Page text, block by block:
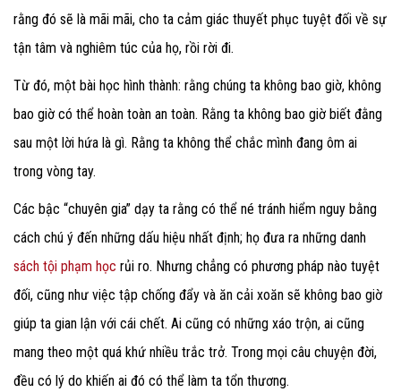
rằng đó sẽ là mãi mãi, cho ta cảm giác thuyết phục tuyệt đối về sự
tận tâm và nghiêm túc của họ, rồi rời đi.
Từ đó, một bài học hình thành: rằng chúng ta không bao giờ, không
bao giờ có thể hoàn toàn an toàn. Rằng ta không bao giờ biết đằng
sau một lời hứa là gì. Rằng ta không thể chắc mình đang ôm ai
trong vòng tay.
Các bậc “chuyên gia” dạy ta rằng có thể né tránh hiểm nguy bằng
cách chú ý đến những dấu hiệu nhất định; họ đưa ra những danh
sách tội phạm học rủi ro. Nhưng chẳng có phương pháp nào tuyệt
đối, cũng như việc tập chống đẩy và ăn cải xoăn sẽ không bao giờ
giúp ta gian lận với cái chết. Ai cũng có những xáo trộn, ai cũng
mang theo một quá khứ nhiều trắc trở. Trong mọi câu chuyện đời,
đều có lý do khiến ai đó có thể làm ta tổn thương.